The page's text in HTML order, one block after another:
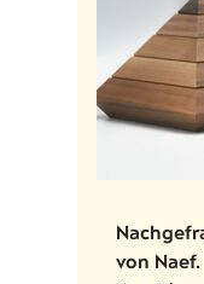
von Naef.